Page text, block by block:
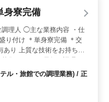
助、会計ソフト入力な
計事務所での経験を活
を発揮できます。 ＜
可能で、交通費支給に
です。賞与や社会保険、
り、安心して長く働ける
身寮完備
調理人 ◯主な業務内容 ・仕
り付け ＊単身寮完備 ＊交
あり 上質な技術をお持ちの
て頂けます。
ル・旅館での調理業務) / 正